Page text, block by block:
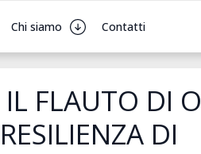
Chi siamo Contatti
IL FLAUTO DI
DI